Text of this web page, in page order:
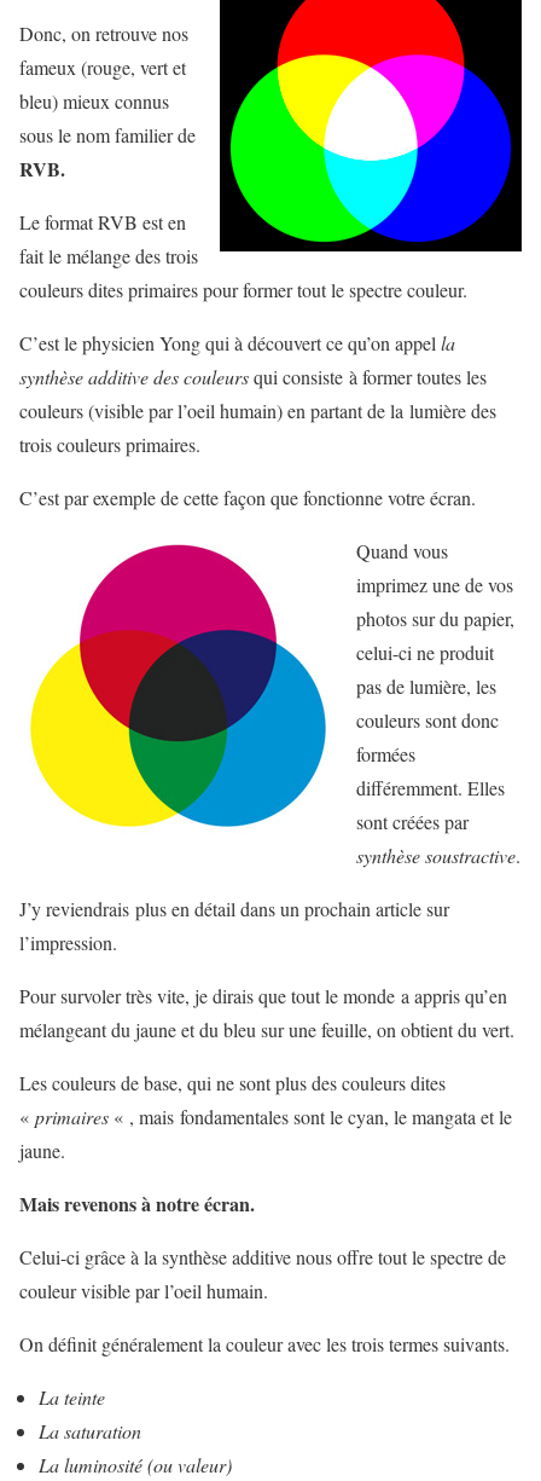
Donc, on retrouve nos
fameux (rouge, vertet
bleu) mieux connus
sous le nom familier de
RVB.
Le format RVB est en
fait le mélange des trois
couleurs dites primaires pour former tout le spectre couleur.
C’est le physicien Yong qui à découvert ce qu’on appella
synthèse additive des couleursqui consiste à former toutes les
couleurs (visible par l’oeil humain) en partant de la lumière des
trois couleurs primaires.
C’est par exemple de cette façon que fonctionne votre écran.
Quand vous
imprimez une de vos
photos sur du papier,
celui-ci ne produit
pas de lumière, les
couleurs sont donc
formées
différemment. Elles
sont créées par
synthèse soustractive.
J’y reviendrais plus en détail dans un prochain article sur
l’impression.
Pour survoler très vite, je dirais que tout le monde a appris qu’en
mélangeant du jaune et du bleu sur une feuille, on obtient du vert.
Les couleurs de base, qui ne sont plus des couleurs dites
« primaires « , mais fondamentales sont le cyan, le mangata et le
jaune.
Mais revenons à notre écran.
Celui-ci grâce à la synthèse additive nous offre tout le spectre de
couleur visible par l’oeil humain.
On définit généralement la couleur avec les trois termes suivants.
La teinte
La saturation
La luminosité (ou valeur)